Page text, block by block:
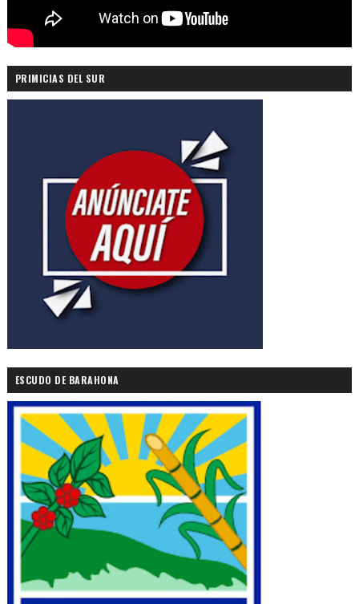
PRIMICIAS DEL SUR
ESCUDO DE BARAHONA